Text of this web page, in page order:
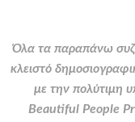
Όλα τα παραπάνω
κλειστό
με την πολύτιμη
Beautiful People Pr